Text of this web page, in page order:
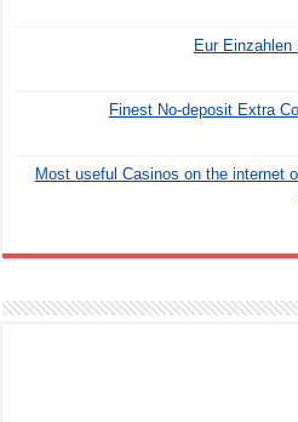
Finest No-deposit Extra
Most useful Casinos on the internet